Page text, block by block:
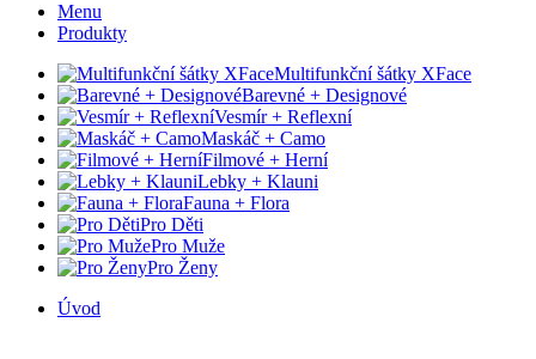
Menu
Produkty
Multifunkční šátky XFace
Barevné + Designové
Vesmír + Reflexní
Maskáč + Camo
Filmové + Herní
Lebky + Klauni
Fauna + Flora
Pro Děti
Pro Muže
Pro Ženy
Úvod